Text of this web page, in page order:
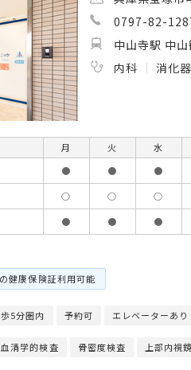
0797-82-
中山寺駅 中
内科
消化
月 火 水
● ● ●
○ ○ ○
● ● ●
健康保険証利用可能
5分圏内 予約可 エレベーターあり
血清学的検査 骨密度検査 上部内視